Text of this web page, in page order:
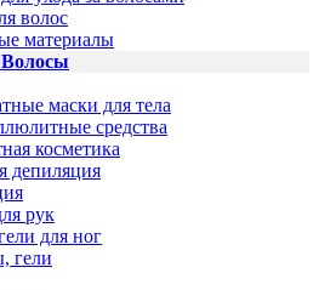
волос
материалы
Волосы
маски для тела
средства
косметика
депиляция
рук
для ног
гели